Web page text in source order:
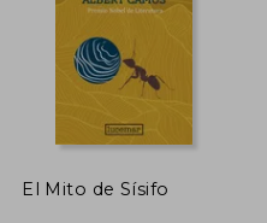
El Mito de Sísifo